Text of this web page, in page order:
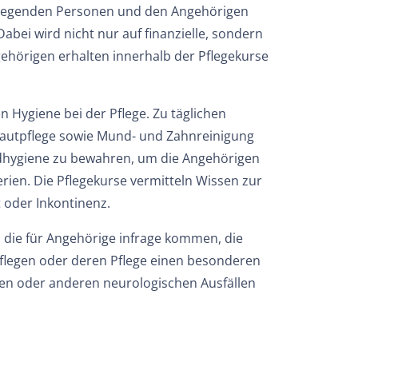
Personen und den Angehörigen
wird nicht nur auf finanzielle, sondern
erhalten innerhalb der Pflegekurse
Hygiene bei der Pflege. Zu täglichen
sowie Mund- und Zahnreinigung
zu bewahren, um die Angehörigen
Die Pflegekurse vermitteln Wissen zur
Inkontinenz.
für Angehörige infrage kommen, die
oder deren Pflege einen besonderen
oder anderen neurologischen Ausfällen